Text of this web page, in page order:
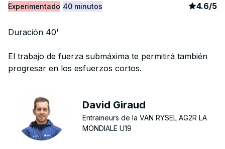
Experimentado 40 minutos article
4.6/5
Duración 40'
El trabajo de fuerza submáxima te permitirá también
progresar en los esfuerzos cortos.
David Giraud
Entraineurs de la VAN RYSEL AG2R LA
MONDIALE U19